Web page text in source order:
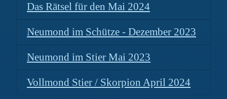
Das Rätsel für den Mai 2024
Neumond im Schütze - Dezember 2023
Neumond im Stier Mai 2023
Vollmond Stier / Skorpion April 2024